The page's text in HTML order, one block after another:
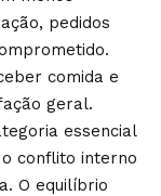
pedidos
comida e
geral.
essencial
conflito interno
O equilíbrio